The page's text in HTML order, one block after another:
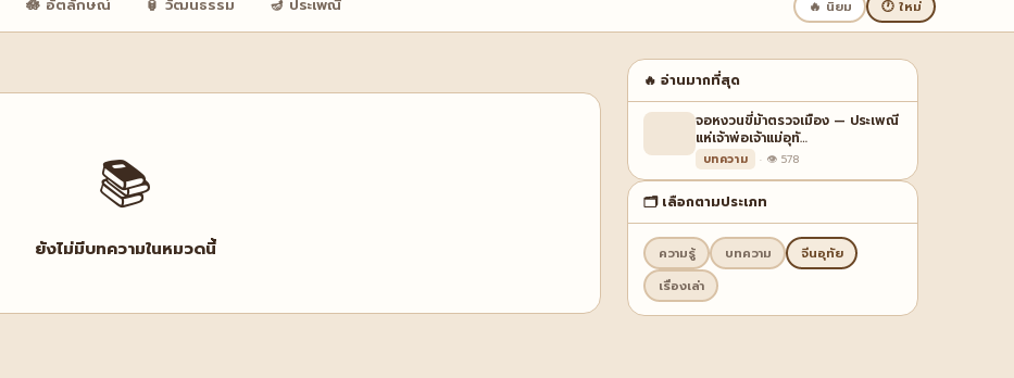
🪷 อัตลักษณ์ 🏮 วัฒนธรรม 🪔 ประเพณี 🔥 นิยม 🕐 ใหม่
📚
ยังไม่มีบทความในหมวดนี้
🔥 อ่านมากที่สุด
จอหงวนขี่ม้าตรวจเมือง — ประเพณี
แห่เจ้าพ่อเจ้าแม่อุทั…
บทความ · 👁 578
🗂️ เลือกตามประเภท
ความรู้ บทความ
จีนอุทัย
เรื่องเล่า